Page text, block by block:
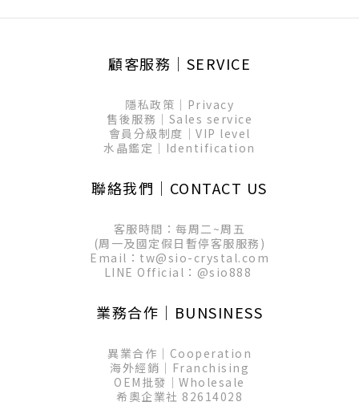
顧客服務│SERVICE
隱私政策│Privacy
售後服務│Sales service
會員分級制度│VIP level
水晶鑑定│Identification
聯絡我們│CONTACT US
客服時間：每周二~周五
(周一及國定假日暫停客服服務)
Email：tw@sio-crystal.com
LINE Official： @sio888
業務合作│BUNSINESS
異業合作│Cooperation
海外經銷│Franchising
OEM批發│Wholesale
希奧企業社 82614028